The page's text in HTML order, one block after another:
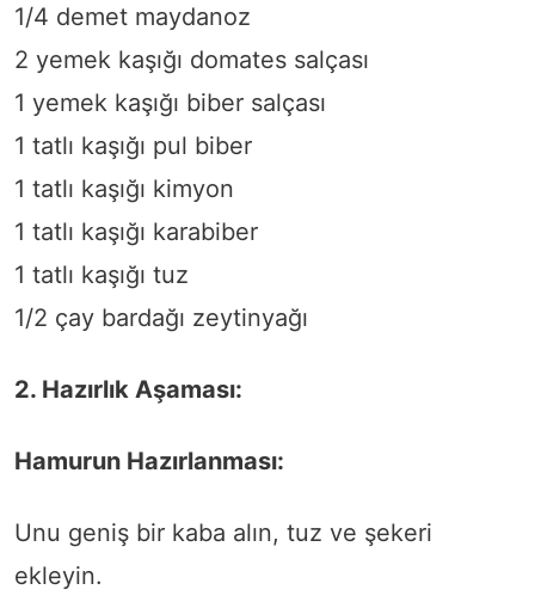
1/4 demet maydanoz
2 yemek kaşığı domates salçası
1 yemek kaşığı biber salçası
1 tatlı kaşığı pul biber
1 tatlı kaşığı kimyon
1 tatlı kaşığı karabiber
1 tatlı kaşığı tuz
1/2 çay bardağı zeytinyağı
2. Hazırlık Aşaması:
Hamurun Hazırlanması:
Unu geniş bir kaba alın, tuz ve şekeri
ekleyin.